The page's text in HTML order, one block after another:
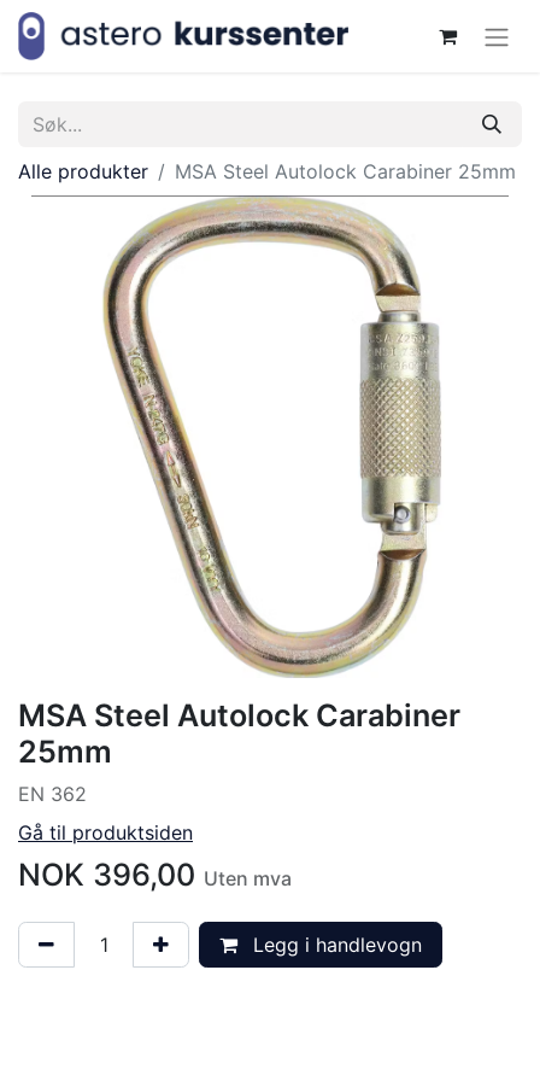
Alle produkter MSA Steel Autolock Carabiner 25mm
MSA Steel Autolock Carabiner
25mm
EN 362
Gå til produktsiden
NOK 396,00 Uten mva
Legg i handlevogn